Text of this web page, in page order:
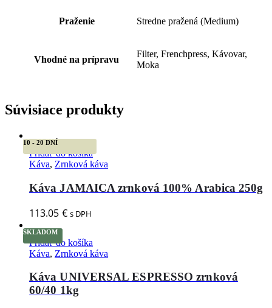
Praženie Stredne pražená (Medium)
Vhodné na prípravu
Filter, Frenchpress, Kávovar,
Moka
Súvisiace produkty
10 - 20 DNÍ
Pridať do košíka
Káva, Zrnková káva
Káva JAMAICA zrnková 100% Arabica 250g
113.05 € s DPH
SKLADOM
Pridať do košíka
Káva, Zrnková káva
Káva UNIVERSAL ESPRESSO zrnková
60/40 1kg